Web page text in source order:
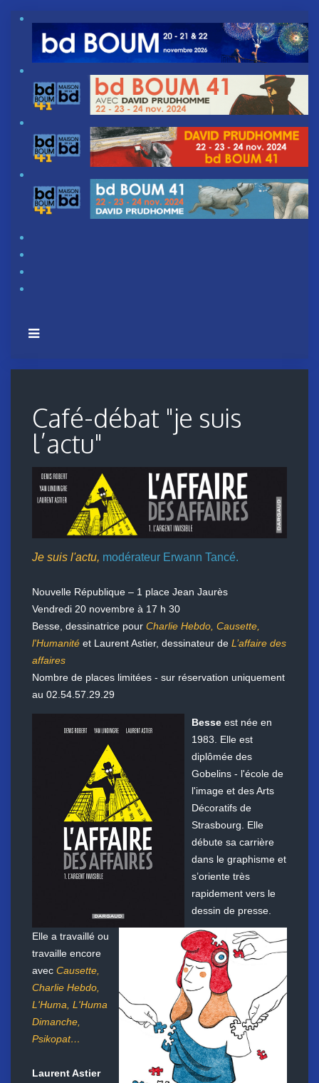
Café-débat "je suis
l’actu"
Je suis l'actu, modérateur Erwann Tancé.
Nouvelle République – 1 place Jean Jaurès
Vendredi 20 novembre à 17 h 30
Besse, dessinatrice pour Charlie Hebdo, Causette,
l'Humanité et Laurent Astier, dessinateur de L’affaire des
affaires
Nombre de places limitées - sur réservation uniquement
au 02.54.57.29.29
Besse est née en
1983. Elle est
diplômée des
Gobelins - l'école de
l'image et des Arts
Décoratifs de
Strasbourg. Elle
débute sa carrière
dans le graphisme et
s’oriente très
rapidement vers le
dessin de presse.
Elle a travaillé ou
travaille encore
avec Causette,
Charlie Hebdo,
L'Huma, L'Huma
Dimanche,
Psikopat…
Laurent Astier